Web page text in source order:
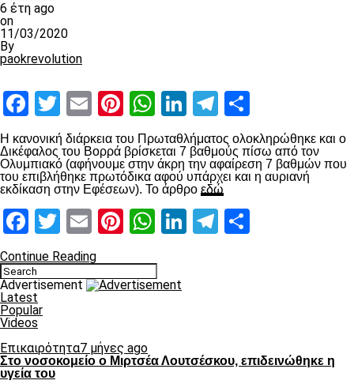
6 έτη ago
on
11/03/2020
By
paokrevolution
Facebook
Twitter
EmailPinterest
WhatsApp
LinkedIn
Telegram
Η κανονική διάρκεια του Πρωταθλήματος ολοκληρώθηκε και ο
Δικέφαλος του Βορρά βρίσκεται 7 βαθμούς πίσω από τον
Ολυμπιακό (αφήνουμε στην άκρη την αφαίρεση 7 βαθμών που
του επιβλήθηκε πρωτόδικα αφού υπάρχει και η αυριανή
εκδίκαση στην Εφέσεων). Το άρθρο εδώ
Facebook
Twitter
EmailPinterest
WhatsApp
LinkedIn
Telegram
Continue Reading
Advertisement
Latest
Popular
Videos
Επικαιρότητα7 μήνες ago
Στο νοσοκομείο ο Μιρτσέα Λουτσέσκου, επιδεινώθηκε η
υγεία του